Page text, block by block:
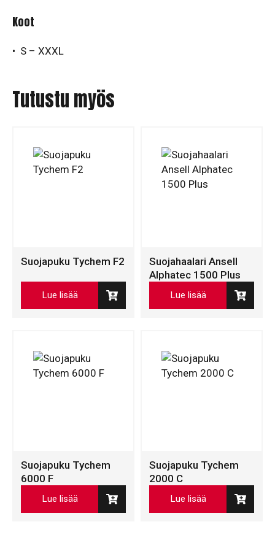
Koot
• S – XXXL
Tutustu myös
Suojapuku Tychem F2
Lue lisää
Suojahaalari Ansell
Alphatec 1500 Plus
Lue lisää
Suojapuku Tychem
6000 F
Lue lisää
Suojapuku Tychem
2000 C
Lue lisää